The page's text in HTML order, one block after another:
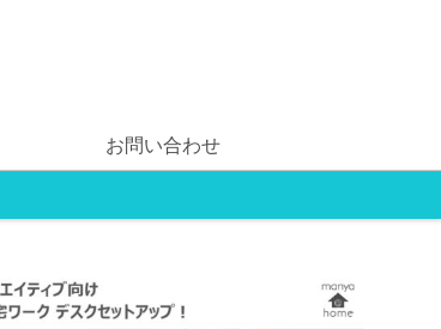
お問い合わせ